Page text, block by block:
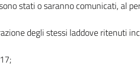
stati o saranno comunicati, al
degli stessi laddove ritenuti